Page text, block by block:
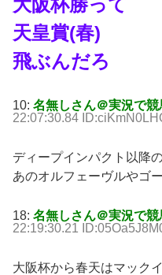
天皇賞(春)
飛ぶんだろ
10: 名無しさん＠実況で競
22:07:30.84
ディープインパクト以降
あのオルフェーヴルやゴ
18: 名無しさん＠実況で競
22:19:30.21
大阪杯から春天はマック